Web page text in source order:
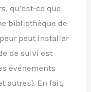
qu’est-ce que
bibliothèque de
peut installer
de suivi est
événements
autres). En fait,